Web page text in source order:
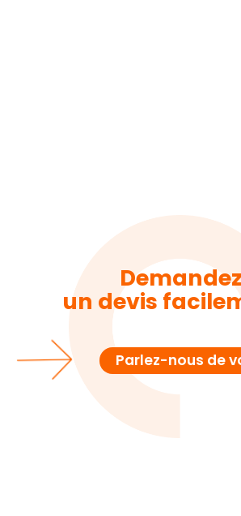
Demandez
un devis
Parlez-nous de